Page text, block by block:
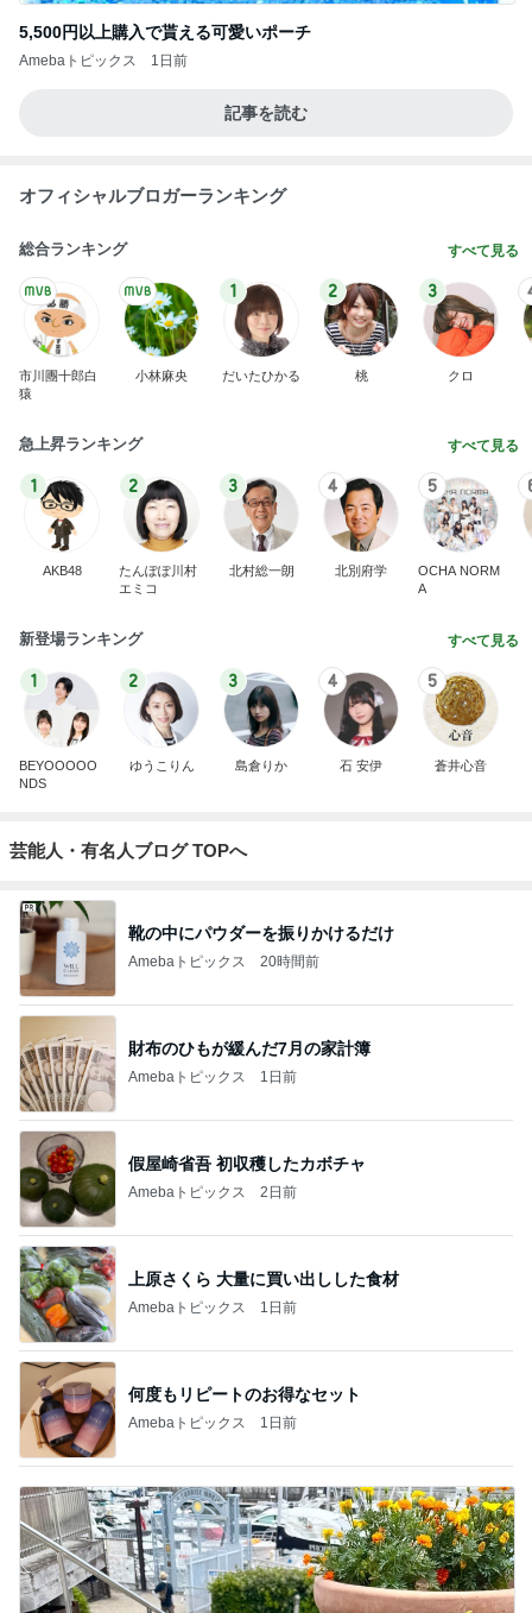
5,500円以上購入で貰える可愛いポーチ
Amebaトピックス 1日前
記事を読む
オフィシャルブロガーランキング
総合ランキング すべて見る
市川團十郎白
猿
小林麻央
1
だいたひかる
2
桃
3
クロ
急上昇ランキング すべて見る
1
AKB48
2
たんぽぽ川村
エミコ
3
北村総一朗
4
北別府学
5
OCHA NORM
A
新登場ランキング すべて見る
1
BEYOOOOO
NDS
2
ゆうこりん
3
島倉りか
4
石 安伊
5
蒼井心音
芸能人・有名人ブログ TOPへ
靴の中にパウダーを振りかけるだけ
Amebaトピックス 20時間前
財布のひもが緩んだ7月の家計簿
Amebaトピックス 1日前
假屋崎省吾 初収穫したカボチャ
Amebaトピックス 2日前
上原さくら 大量に買い出しした食材
Amebaトピックス 1日前
何度もリピートのお得なセット
Amebaトピックス 1日前